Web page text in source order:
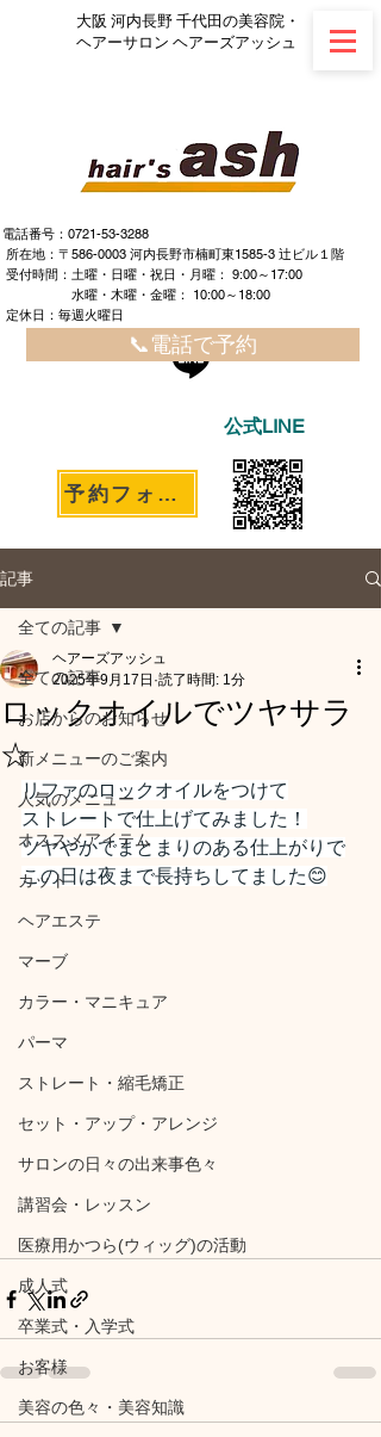
大阪 河内長野 千代田の美容院・
ヘアーサロン ヘアーズアッシュ
電話番号：0721-53-3288
所在地：〒586-0003 河内長野市楠町東1585-3 辻ビル１階
​ ​受付時間：土曜・日曜・祝日・月曜： 9:00～17:00
水曜・木曜・金曜： 10:00～18:00
定休日：毎週火曜日
📞電話で予約
公式LINE
予約フォームへ
記事
全ての記事
お店からのお知らせ
新メニューのご案内
人気のメニュー
オススメアイテム
カット
ヘアエステ
マーブ
カラー・マニキュア
パーマ
ストレート・縮毛矯正
セット・アップ・アレンジ
サロンの日々の出来事色々
講習会・レッスン
医療用かつら(ウィッグ)の活動
成人式
卒業式・入学式
お客様
美容の色々・美容知識
全ての記事
ロックオイルでツヤサラ
☆
ヘアーズアッシュ
2025年9月17日 読了時間: 1分
リファのロックオイルをつけて
ストレートで仕上げてみました！
ツヤやかでまとまりのある仕上がりで
この日は夜まで長持ちしてました😊